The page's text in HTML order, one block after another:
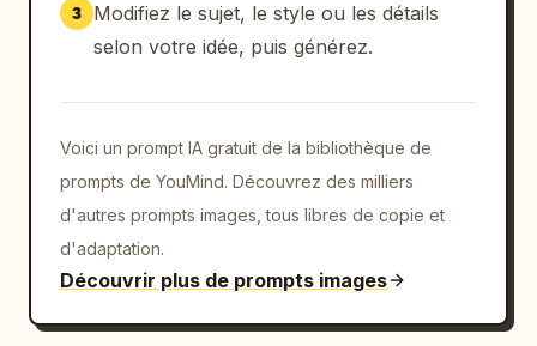
3
Modifiez le sujet, le style ou les détails
selon votre idée, puis générez.
Voici un prompt IA gratuit de la bibliothèque de
prompts de YouMind. Découvrez des milliers
d'autres prompts images, tous libres de copie et
d'adaptation.
Découvrir plus de prompts images